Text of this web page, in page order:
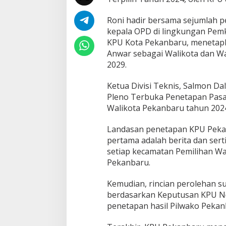
t
p
a
n
P
a
n
g
a
n
a
l
o
l
i
k
t
Roni hadir bersama sejumlah
kepala OPD di lingkungan
KPU Kota Pekanbaru,
Anwar sebagai Walikota dan
2029.
Ketua Divisi Teknis, Salmon
Pleno Terbuka Penetapan
Walikota Pekanbaru tahun
Landasan penetapan KPU
pertama adalah berita dan
setiap kecamatan Pemilihan
Pekanbaru.
Kemudian, rincian perolehan
berdasarkan Keputusan KPU
penetapan hasil Pilwako